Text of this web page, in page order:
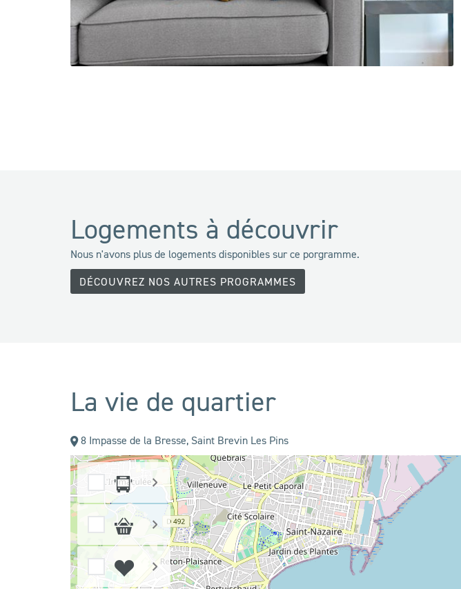
Logements à découvrir
Nous n'avons plus de logements disponibles sur ce porgramme.
DÉCOUVREZ NOS AUTRES PROGRAMMES
La vie de quartier
8 Impasse de la Bresse, Saint Brevin Les Pins